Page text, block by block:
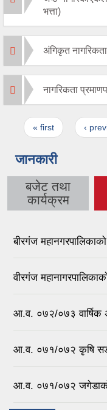
भत्ता)
अंगिकृत
नागरिकता
Pages
« first ‹
जानकारी
बजेट तथा
कार्यक्रम
बीरगंज
वीरगंज
आ.व. ०७२/०७३ वार्षिक
आ.व. ०७१/०७२ कृषि
आ.व. ०७१/०७२